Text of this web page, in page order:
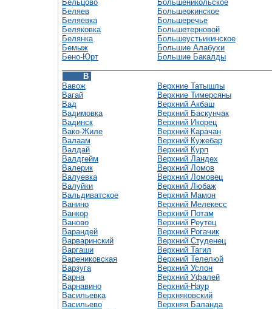
Бельцово
Беляев
Беляевка
Беляковка
Белянка
Бемыж
Бено-Юрт
Большеникольское
Большеокинское
Большеречье
Большетерновой
Большеустьикинское
Большие Алабухи
Большие Бакалды
В
Вавож
Вагай
Вад
Вадимовка
Вадинск
Вако-Жиле
Валаам
Валдай
Валдгейм
Валерик
Валуевка
Валуйки
Вальдиватское
Ванино
Ванкор
Ваново
Варандей
Варваринский
Варгаши
Варениковская
Варзуга
Варна
Варнавино
Васильевка
Васильево
Верхние Татышлы
Верхние Тимерсяны
Верхний Акбаш
Верхний Баскунчак
Верхний Икорец
Верхний Карачан
Верхний Кужебар
Верхний Курп
Верхний Ландех
Верхний Ломов
Верхний Ломовец
Верхний Любаж
Верхний Мамон
Верхний Мелекесс
Верхний Потам
Верхний Реутец
Верхний Рогачик
Верхний Студенец
Верхний Тагил
Верхний Телелюй
Верхний Услон
Верхний Уфалей
Верхний-Наур
Верхняковский
Верхняя Баланда